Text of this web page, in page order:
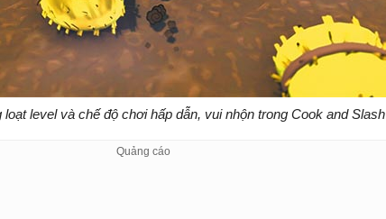
loạt level và chế độ chơi hấp dẫn, vui nhộn trong Cook and Slash